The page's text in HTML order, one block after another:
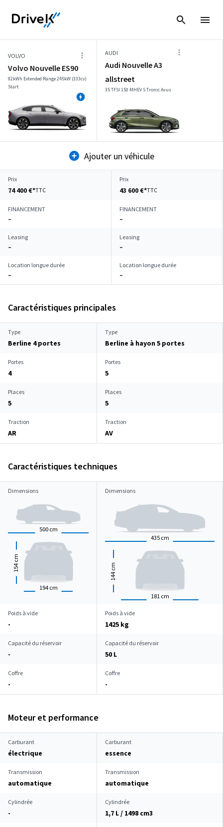
VOLVO
Volvo Nouvelle ES90
92kWh Extended Range 245kW (333cv)
Start
AUDI
Audi Nouvelle A3
allstreet
35 TFSI 150 MHEV S Tronic Avus
Ajouter un véhicule
Prix
74 400 €*TTC
Prix
43 600 €*TTC
FINANCEMENT
–
FINANCEMENT
–
Leasing
–
Leasing
–
Location longue durée
–
Location longue durée
–
Caractéristiques principales
Type
Berline 4 portes
Type
Berline à hayon 5 portes
Portes
4
Portes
5
Places
5
Places
5
Traction
AR
Traction
AV
Caractéristiques techniques
Dimensions
500 cm
194 cm
154
cm
Dimensions
435 cm
181 cm
144
cm
Poids à vide
-
Poids à vide
1425 kg
Capacité du réservoir
-
Capacité du réservoir
50 L
Coffre
-
Coffre
-
Moteur et performance
Carburant
électrique
Carburant
essence
Transmission
automatique
Transmission
automatique
Cylindrée
-
Cylindrée
1,7 L / 1498 cm3